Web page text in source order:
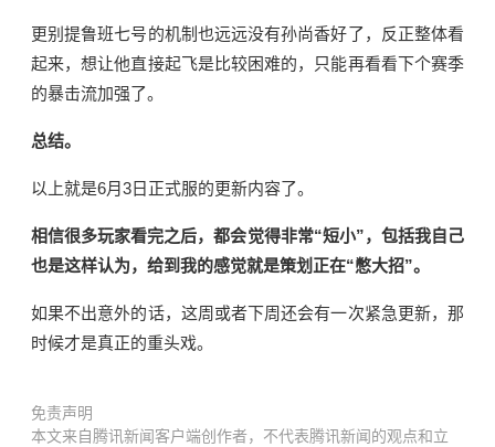
更别提鲁班七号的机制也远远没有孙尚香好了，反正整体看
起来，想让他直接起飞是比较困难的，只能再看看下个赛季
的暴击流加强了。
总结。
以上就是6月3日正式服的更新内容了。
相信很多玩家看完之后，都会觉得非常“短小”，包括我自己
也是这样认为，给到我的感觉就是策划正在“憋大招”。
如果不出意外的话，这周或者下周还会有一次紧急更新，那
时候才是真正的重头戏。
免责声明
本文来自腾讯新闻客户端创作者，不代表腾讯新闻的观点和立